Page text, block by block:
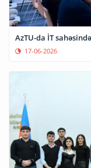
AzTU-da İT
17-06-2026